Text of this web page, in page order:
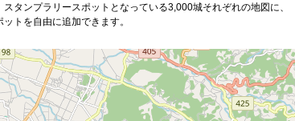
スタンプラリースポットとなっている3,000城それぞれの地図に、
トを自由に追加できます。